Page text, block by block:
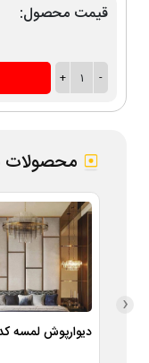
قیمت محصول:
-
1
+
محصولات
دیوارپوش لمسه کد
‹